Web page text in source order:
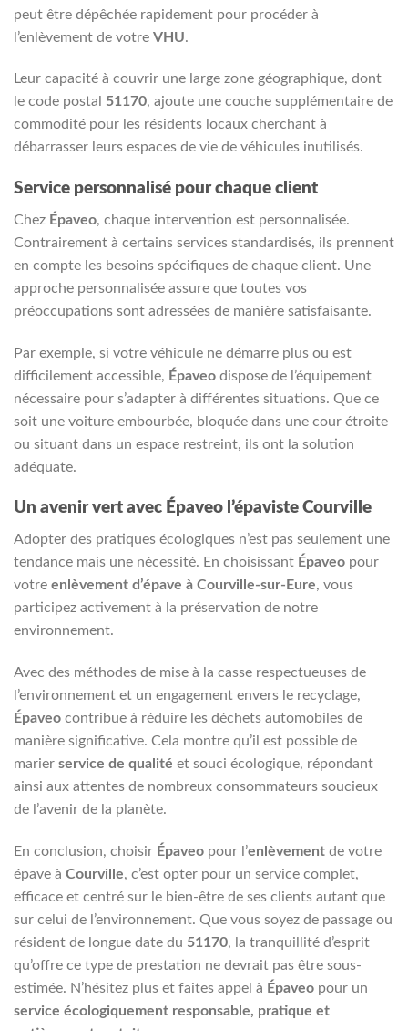
peut être dépêchée rapidement pour procéder à
l’enlèvement de votre VHU.
Leur capacité à couvrir une large zone géographique, dont
le code postal 51170, ajoute une couche supplémentaire de
commodité pour les résidents locaux cherchant à
débarrasser leurs espaces de vie de véhicules inutilisés.
Service personnalisé pour chaque client
Chez Épaveo, chaque intervention est personnalisée.
Contrairement à certains services standardisés, ils prennent
en compte les besoins spécifiques de chaque client. Une
approche personnalisée assure que toutes vos
préoccupations sont adressées de manière satisfaisante.
Par exemple, si votre véhicule ne démarre plus ou est
difficilement accessible, Épaveo dispose de l’équipement
nécessaire pour s’adapter à différentes situations. Que ce
soit une voiture embourbée, bloquée dans une cour étroite
ou situant dans un espace restreint, ils ont la solution
adéquate.
Un avenir vert avec Épaveo l’épaviste Courville
Adopter des pratiques écologiques n’est pas seulement une
tendance mais une nécessité. En choisissant Épaveo pour
votre enlèvement d’épave à Courville-sur-Eure, vous
participez activement à la préservation de notre
environnement.
Avec des méthodes de mise à la casse respectueuses de
l’environnement et un engagement envers le recyclage,
Épaveo contribue à réduire les déchets automobiles de
manière significative. Cela montre qu’il est possible de
marier service de qualité et souci écologique, répondant
ainsi aux attentes de nombreux consommateurs soucieux
de l’avenir de la planète.
En conclusion, choisir Épaveo pour l’enlèvement de votre
épave à Courville, c’est opter pour un service complet,
efficace et centré sur le bien-être de ses clients autant que
sur celui de l’environnement. Que vous soyez de passage ou
résident de longue date du 51170, la tranquillité d’esprit
qu’offre ce type de prestation ne devrait pas être sous-
estimée. N’hésitez plus et faites appel à Épaveo pour un
service écologiquement responsable, pratique et